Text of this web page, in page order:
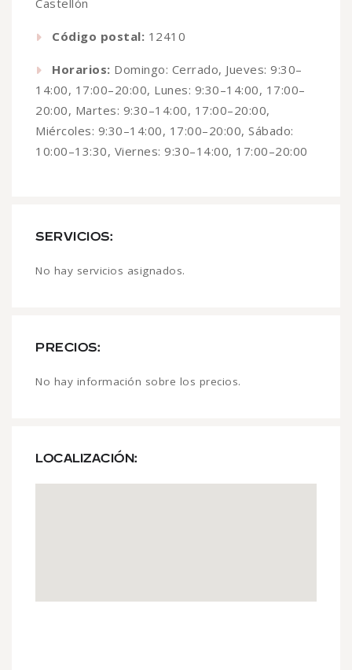
Código postal: 12410
Horarios: Domingo: Cerrado, Jueves: 9:30–
14:00, 17:00–20:00, Lunes: 9:30–14:00, 17:00–
20:00, Martes: 9:30–14:00, 17:00–20:00,
Miércoles: 9:30–14:00, 17:00–20:00, Sábado:
10:00–13:30, Viernes: 9:30–14:00, 17:00–20:00
SERVICIOS:
No hay servicios asignados.
PRECIOS:
No hay información sobre los precios.
LOCALIZACIÓN: